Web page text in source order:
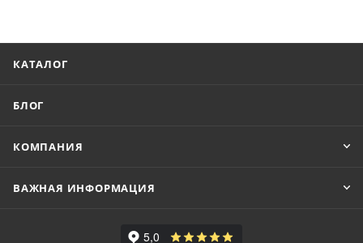
КАТАЛОГ
БЛОГ
КОМПАНИЯ
ВАЖНАЯ ИНФОРМАЦИЯ